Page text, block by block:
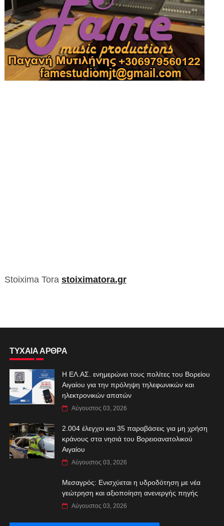
Stoixima Tora stoiximatora.gr
ΤΥΧΑΙΑ ΑΡΘΡΑ
Η ΕΛ.ΑΣ. ενημερώνει τους πολίτες του Βορείου
Αιγαίου για την πρόληψη τηλεφωνικών και
ηλεκτρονικών απατών
Αύγουστος 03, 2026
2.004 έλεγχοι και 35 παραβάσεις για μη χρήση
κράνους στα νησιά του Βορειοανατολικού
Αιγαίου
Αύγουστος 03, 2026
Μεσαγρός: Ενισχύεται η υδροδότηση με νέα
γεώτρηση και αξιοποίηση ανενεργής πηγής
Αύγουστος 03, 2026